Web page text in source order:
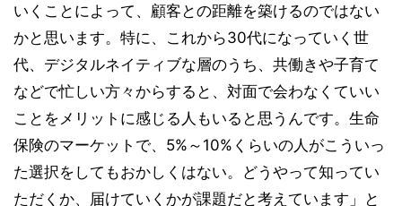
いくことによって、顧客との距離を築けるのではない
かと思います。特に、これから30代になっていく世
代、デジタルネイティブな層のうち、共働きや子育て
などで忙しい方々からすると、対面で会わなくていい
ことをメリットに感じる人もいると思うんです。生命
保険のマーケットで、5%～10%くらいの人がこういっ
た選択をしてもおかしくはない。どうやって知ってい
ただくか、届けていくかが課題だと考えています」と